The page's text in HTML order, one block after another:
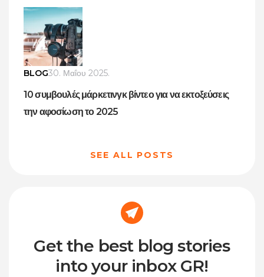
BLOG30. Μαΐου 2025.
10 συμβουλές μάρκετινγκ βίντεο για να εκτοξεύσεις
την αφοσίωση το 2025
SEE ALL POSTS
Get the best blog stories
into your inbox GR!